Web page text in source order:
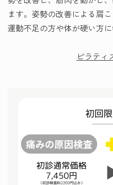
ます。姿勢の改善による肩
運動不足の方や体が硬い方
ピラティ